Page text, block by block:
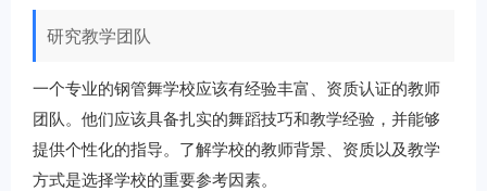
研究教学团队
一个专业的钢管舞学校应该有经验丰富、资质认证的教师
团队。他们应该具备扎实的舞蹈技巧和教学经验，并能够
提供个性化的指导。了解学校的教师背景、资质以及教学
方式是选择学校的重要参考因素。